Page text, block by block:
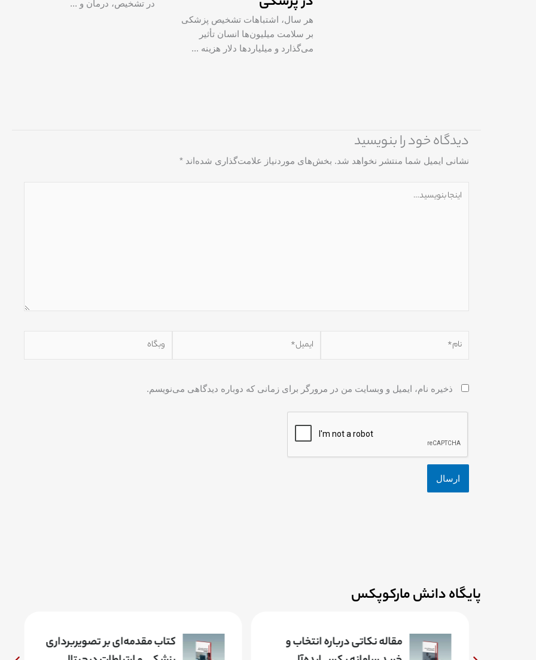
هر سال، اشتباهات تشخیص پزشکی
بر سلامت میلیون‌ها انسان تأثیر
می‌گذارد و میلیاردها دلار هزینه ...
در تشخیص، درمان و ...
دیدگاه‌ خود را بنویسید
نشانی ایمیل شما منتشر نخواهد شد. بخش‌های موردنیاز علامت‌گذاری شده‌اند *
بنویسید…
وبگاه
ذخیره نام، ایمیل و وبسایت من در مرورگر برای زمانی که دوباره دیدگاهی می‌نویسم.
پایگاه دانش مارکوپکس
مقاله نکاتی درباره انتخاب و
کتاب مقدمه‌ای بر تصویربرداری